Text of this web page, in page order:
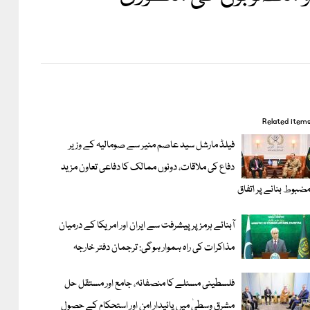
Related items
فیلڈ مارشل سید عاصم منیر سے صومالیہ کے وزیر
دفاع کی ملاقات، دونوں ممالک کا دفاعی تعاون مزید
مضبوط بنانے پر اتفاق
آبنائے ہرمز پر پیشرفت سے ایران اور امریکا کے درمیان
مذاکرات کی راہ ہموار ہوگی: ترجمان دفتر خارجہ
فلسطینی مسئلے کا منصفانہ، جامع اور مستقل حل
مشرق وسطیٰ میں پائیدار امن اور استحکام کے حصول